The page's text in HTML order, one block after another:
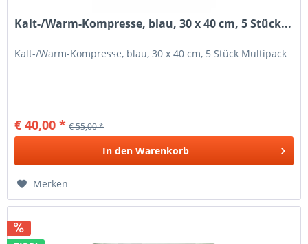
Kalt-/Warm-Kompresse, blau, 30 x 40 cm, 5 Stück...
Kalt-/Warm-Kompresse, blau, 30 x 40 cm, 5 Stück Multipack
€ 40,00 * € 55,00 *
In den Warenkorb
Merken